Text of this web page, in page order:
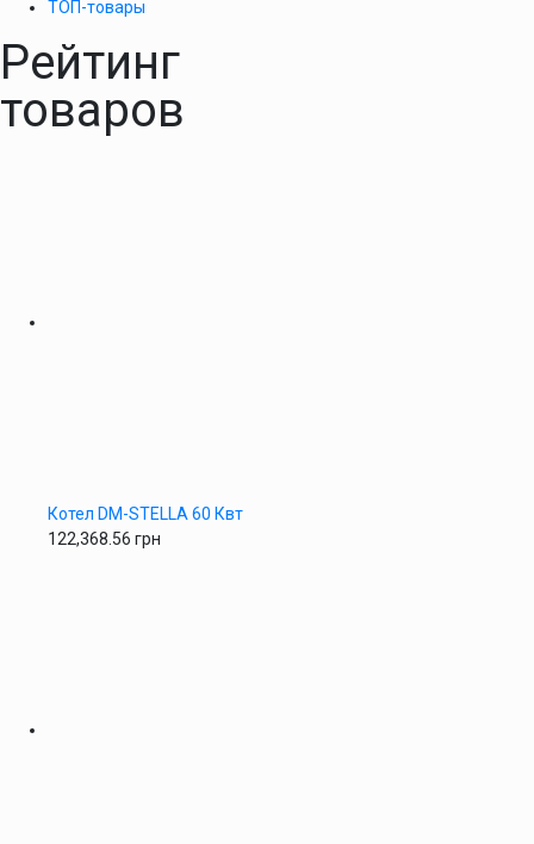
ТОП-товары
Рейтинг
товаров
Котел DM-STELLA 60 Квт
122,368.56 грн